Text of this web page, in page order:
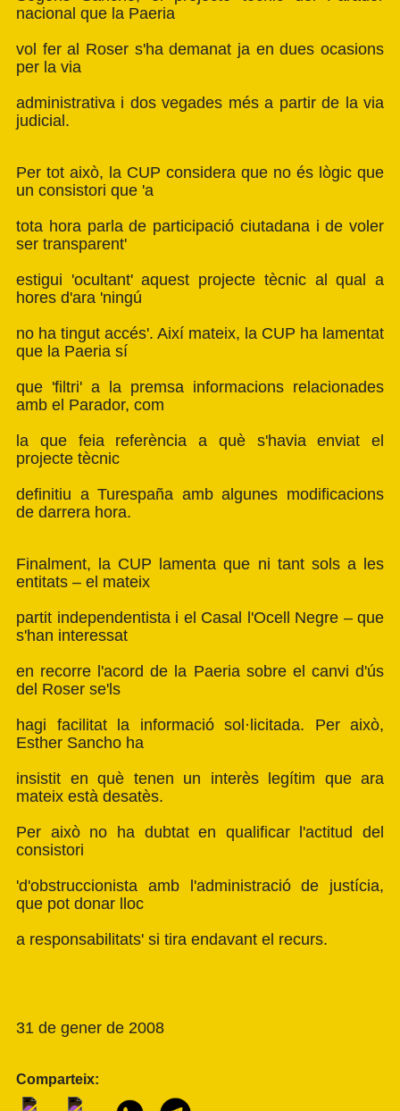
nacional que la Paeria
vol fer al Roser s'ha demanat ja en dues ocasions
per la via
administrativa i dos vegades més a partir de la via
judicial.
Per tot això, la CUP considera que no és lògic que
un consistori que 'a
tota hora parla de participació ciutadana i de voler
ser transparent'
estigui 'ocultant' aquest projecte tècnic al qual a
hores d'ara 'ningú
no ha tingut accés'. Així mateix, la CUP ha lamentat
que la Paeria sí
que 'filtri' a la premsa informacions relacionades
amb el Parador, com
la que feia referència a què s'havia enviat el
projecte tècnic
definitiu a Turespaña amb algunes modificacions
de darrera hora.
Finalment, la CUP lamenta que ni tant sols a les
entitats – el mateix
partit independentista i el Casal l'Ocell Negre – que
s'han interessat
en recorre l'acord de la Paeria sobre el canvi d'ús
del Roser se'ls
hagi facilitat la informació sol·licitada. Per això,
Esther Sancho ha
insistit en què tenen un interès legítim que ara
mateix està desatès.
Per això no ha dubtat en qualificar l'actitud del
consistori
'd'obstruccionista amb l'administració de justícia,
que pot donar lloc
a responsabilitats' si tira endavant el recurs.
31 de gener de 2008
Comparteix: